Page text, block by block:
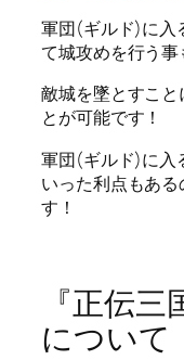
軍団(ギルド)に入
て城攻めを行う
敵城を墜とすこ
とが可能です！
軍団(ギルド)に入
いった利点もあ
す！
『正伝
について